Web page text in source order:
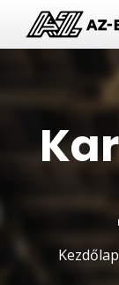
Kezdőlap